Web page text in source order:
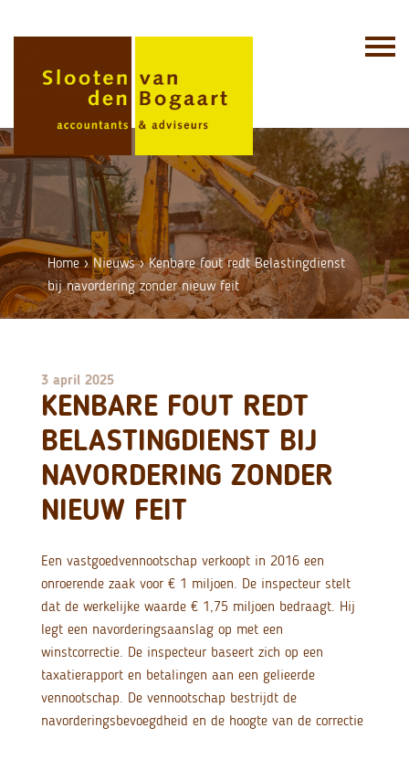
Home›Nieuws›Kenbare fout redt Belastingdienst
bij navordering zonder nieuw feit
3 april 2025
KENBARE FOUT REDT
BELASTINGDIENST BIJ
NAVORDERING ZONDER
NIEUW FEIT
Een vastgoedvennootschap verkoopt in 2016 een
onroerende zaak voor € 1 miljoen. De inspecteur stelt
dat de werkelijke waarde € 1,75 miljoen bedraagt. Hij
legt een navorderingsaanslag op met een
winstcorrectie. De inspecteur baseert zich op een
taxatierapport en betalingen aan een gelieerde
vennootschap. De vennootschap bestrijdt de
navorderingsbevoegdheid en de hoogte van de correctie